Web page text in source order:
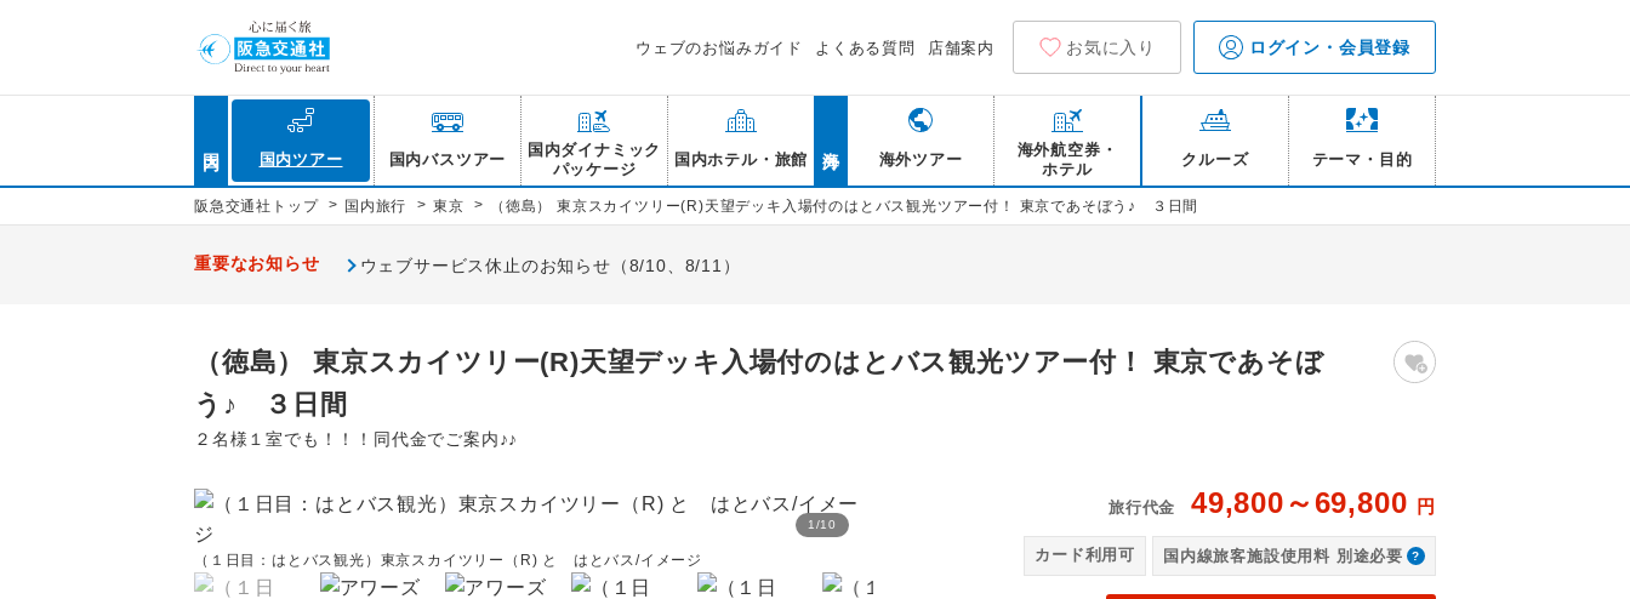
ウェブのお悩みガイド よくある質問 店舗案内 お気に入り ログイン・会員登録
国内ツアー 国内バスツアー
国内ダイナミック
パッケージ
国内ホテル・旅館 海外ツアー
海外航空券・
ホテル
クルーズ テーマ・目的
阪急交通社トップ > 国内旅行 > 東京 > （徳島） 東京スカイツリー(R)天望デッキ入場付のはとバス観光ツアー付！ 東京であそぼう♪ ３日間
重要なお知らせ ウェブサービス休止のお知らせ（8/10、8/11）
（徳島） 東京スカイツリー(R)天望デッキ入場付のはとバス観光ツアー付！ 東京であそぼ
う♪ ３日間
２名様１室でも！！！同代金でご案内♪♪
1 /10
（１日目：はとバス観光）東京スカイツリー（R) と はとバス/イメージ
旅行代金 49,800～69,800 円
カード利用可 国内線旅客施設使用料 別途必要